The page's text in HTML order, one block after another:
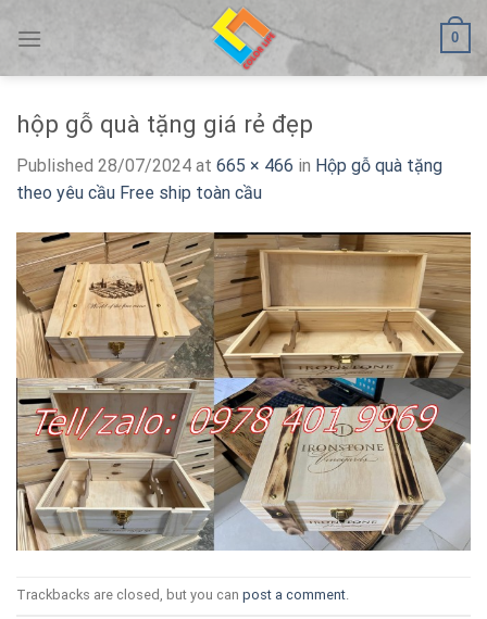
0
hộp gỗ quà tặng giá rẻ đẹp
Published 28/07/2024 at 665 × 466 in Hộp gỗ quà tặng
theo yêu cầu Free ship toàn cầu
Trackbacks are closed, but you can post a comment.